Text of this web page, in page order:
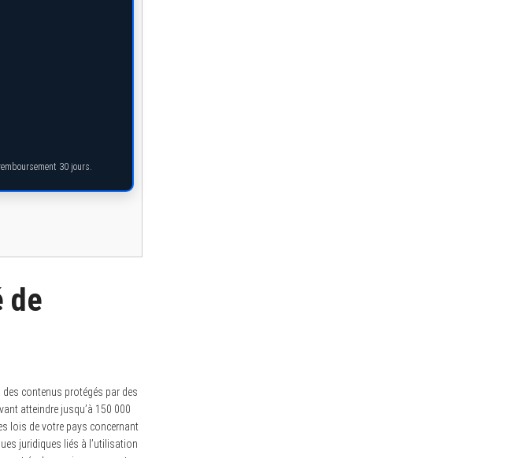
30 jours.
de
contenus protégés par des
atteindre jusqu’à 150 000
lois de votre pays concernant
juridiques liés à l’utilisation